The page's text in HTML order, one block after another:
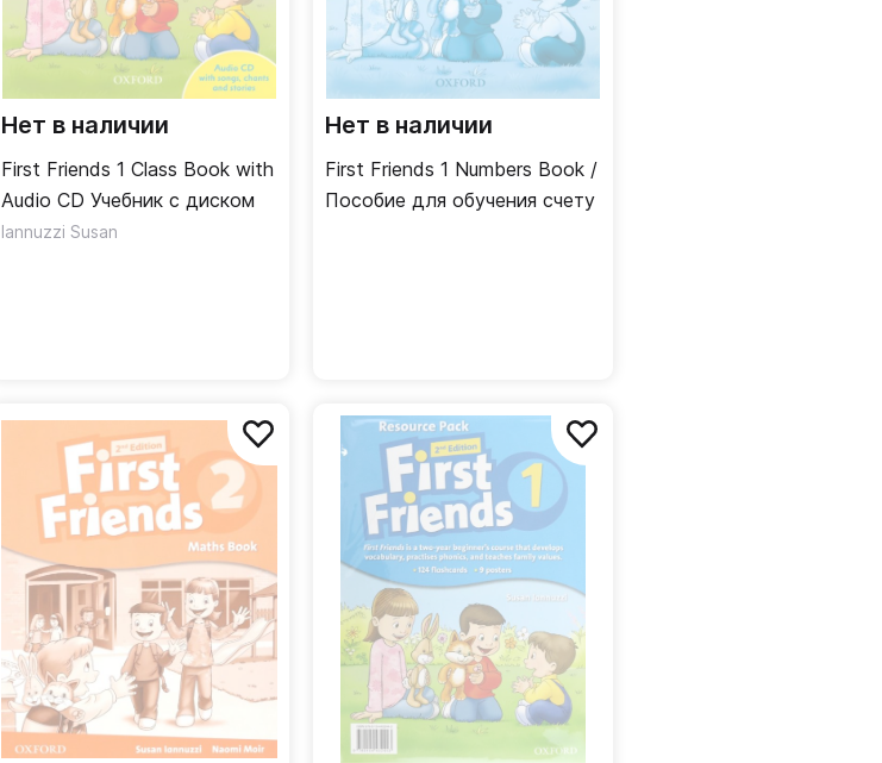
Нет в наличии
First Friends 1 Class Book with
Audio CD Учебник с диском
Iannuzzi Susan
Нет в наличии
First Friends 1 Numbers Book /
Пособие для обучения счету